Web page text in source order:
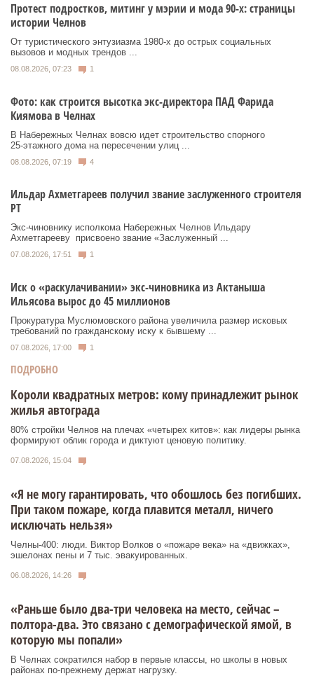
Протест подростков, митинг у мэрии и мода 90-х: страницы
истории Челнов
От туристического энтузиазма 1980‑х до острых социальных
вызовов и модных трендов ...
08.08.2026, 07:23 1
Фото: как строится высотка экс-директора ПАД Фарида
Киямова в Челнах
В Набережных Челнах вовсю идет строительство спорного
25‑этажного дома на пересечении улиц ...
08.08.2026, 07:19 4
Ильдар Ахметгареев получил звание заслуженного строителя
РТ
Экс‑чиновнику исполкома Набережных Челнов Ильдару
Ахметгарееву присвоено звание «Заслуженный ...
07.08.2026, 17:51 1
Иск о «раскулачивании» экс-чиновника из Актаныша
Ильясова вырос до 45 миллионов
Прокуратура Муслюмовского района увеличила размер исковых
требований по гражданскому иску к бывшему ...
07.08.2026, 17:00 1
ПОДРОБНО
Короли квадратных метров: кому принадлежит рынок
жилья автограда
80% стройки Челнов на плечах «четырех китов»: как лидеры рынка
формируют облик города и диктуют ценовую политику.
07.08.2026, 15:04
«Я не могу гарантировать, что обошлось без погибших.
При таком пожаре, когда плавится металл, ничего
исключать нельзя»
Челны-400: люди. Виктор Волков о «пожаре века» на «движках»,
эшелонах пены и 7 тыс. эвакуированных.
06.08.2026, 14:26
«Раньше было два-три человека на место, сейчас –
полтора-два. Это связано с демографической ямой, в
которую мы попали»
В Челнах сократился набор в первые классы, но школы в новых
районах по-прежнему держат нагрузку.